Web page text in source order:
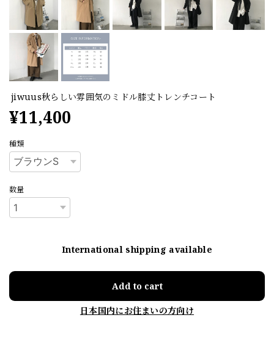
jiwuus秋らしい雰囲気のミドル膝丈トレンチコート
¥11,400
種類
数量
International shipping available
Add to cart
日本国内にお住まいの方向け